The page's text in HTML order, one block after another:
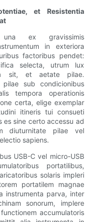
et Resistentia
una ex gravissimis
in exteriora
factoribus pendet:
selecta, utrum lux
sit, et aetate pilae.
pilae sub condicionibus
tempora operationis
certa, elige exemplar
itineris tui consueti
es sine certo accessu ad
diuturnitate pilae vel
sapiens.
USB-C vel micro-USB
portatilibus,
solaris impleri
portatilem magnae
instrumenta parva, inter
sonorum, implere
accumulatoris